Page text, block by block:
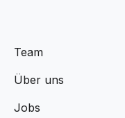
Team
Über uns
Jobs